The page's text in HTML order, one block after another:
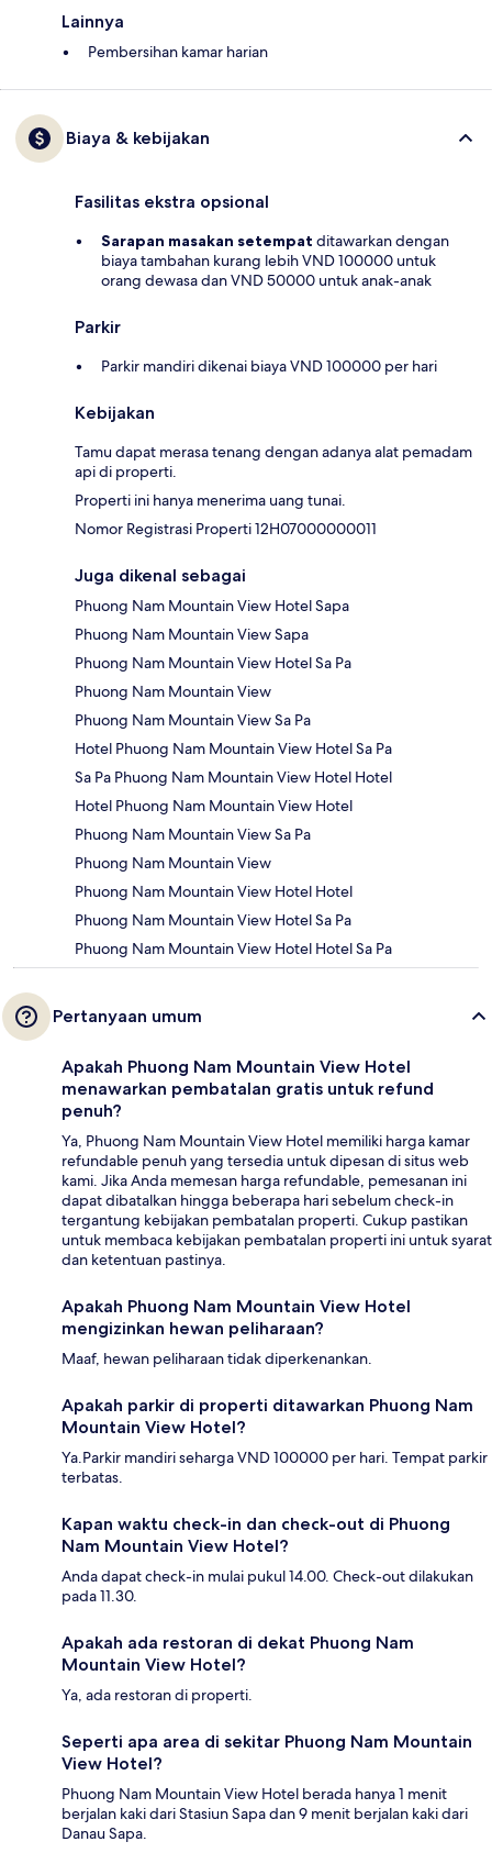
Lainnya
Pembersihan kamar harian
Biaya & kebijakan
Fasilitas ekstra opsional
Sarapan masakan setempat ditawarkan dengan
biaya tambahan kurang lebih VND 100000 untuk
orang dewasa dan VND 50000 untuk anak-anak
Parkir
Parkir mandiri dikenai biaya VND 100000 per hari
Kebijakan
Tamu dapat merasa tenang dengan adanya alat pemadam
api di properti.
Properti ini hanya menerima uang tunai.
Nomor Registrasi Properti 12H07000000011
Juga dikenal sebagai
Phuong Nam Mountain View Hotel Sapa
Phuong Nam Mountain View Sapa
Phuong Nam Mountain View Hotel Sa Pa
Phuong Nam Mountain View
Phuong Nam Mountain View Sa Pa
Hotel Phuong Nam Mountain View Hotel Sa Pa
Sa Pa Phuong Nam Mountain View Hotel Hotel
Hotel Phuong Nam Mountain View Hotel
Phuong Nam Mountain View Sa Pa
Phuong Nam Mountain View
Phuong Nam Mountain View Hotel Hotel
Phuong Nam Mountain View Hotel Sa Pa
Phuong Nam Mountain View Hotel Hotel Sa Pa
Pertanyaan umum
Apakah Phuong Nam Mountain View Hotel
menawarkan pembatalan gratis untuk refund
penuh?
Ya, Phuong Nam Mountain View Hotel memiliki harga kamar
refundable penuh yang tersedia untuk dipesan di situs web
kami. Jika Anda memesan harga refundable, pemesanan ini
dapat dibatalkan hingga beberapa hari sebelum check-in
tergantung kebijakan pembatalan properti. Cukup pastikan
untuk membaca kebijakan pembatalan properti ini untuk syarat
dan ketentuan pastinya.
Apakah Phuong Nam Mountain View Hotel
mengizinkan hewan peliharaan?
Maaf, hewan peliharaan tidak diperkenankan.
Apakah parkir di properti ditawarkan Phuong Nam
Mountain View Hotel?
Ya.Parkir mandiri seharga VND 100000 per hari. Tempat parkir
terbatas.
Kapan waktu check-in dan check-out di Phuong
Nam Mountain View Hotel?
Anda dapat check-in mulai pukul 14.00. Check-out dilakukan
pada 11.30.
Apakah ada restoran di dekat Phuong Nam
Mountain View Hotel?
Ya, ada restoran di properti.
Seperti apa area di sekitar Phuong Nam Mountain
View Hotel?
Phuong Nam Mountain View Hotel berada hanya 1 menit
berjalan kaki dari Stasiun Sapa dan 9 menit berjalan kaki dari
Danau Sapa.